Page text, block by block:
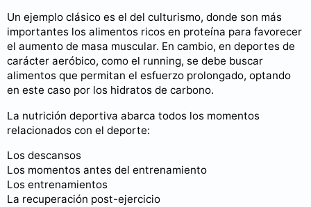
Un ejemplo clásico es el del culturismo, donde son más
importantes los alimentos ricos en proteína para favorecer
el aumento de masa muscular. En cambio, en deportes de
carácter aeróbico, como el running, se debe buscar
alimentos que permitan el esfuerzo prolongado, optando
en este caso por los hidratos de carbono.
La nutrición deportiva abarca todos los momentos
relacionados con el deporte:
Los descansos
Los momentos antes del entrenamiento
Los entrenamientos
La recuperación post-ejercicio